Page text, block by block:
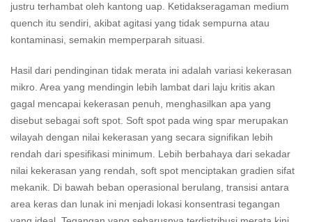
justru terhambat oleh kantong uap. Ketidakseragaman medium
quench itu sendiri, akibat agitasi yang tidak sempurna atau
kontaminasi, semakin memperparah situasi.
Hasil dari pendinginan tidak merata ini adalah variasi kekerasan
mikro. Area yang mendingin lebih lambat dari laju kritis akan
gagal mencapai kekerasan penuh, menghasilkan apa yang
disebut sebagai soft spot. Soft spot pada wing spar merupakan
wilayah dengan nilai kekerasan yang secara signifikan lebih
rendah dari spesifikasi minimum. Lebih berbahaya dari sekadar
nilai kekerasan yang rendah, soft spot menciptakan gradien sifat
mekanik. Di bawah beban operasional berulang, transisi antara
area keras dan lunak ini menjadi lokasi konsentrasi tegangan